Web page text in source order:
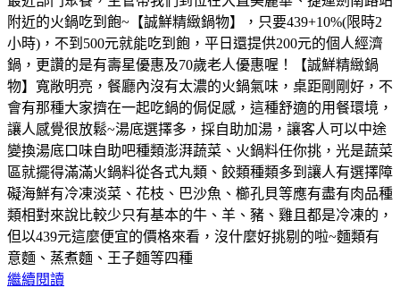
附近的火鍋吃到飽~【誠鮮精緻鍋物】，只要439+10%(限時2
小時)，不到500元就能吃到飽，平日還提供200元的個人經濟
鍋，更讚的是有壽星優惠及70歲老人優惠喔！【誠鮮精緻鍋
物】寬敞明亮，餐廳內沒有太濃的火鍋氣味，桌距剛剛好，不
會有那種大家擠在一起吃鍋的侷促感，這種舒適的用餐環境，
讓人感覺很放鬆~湯底選擇多，採自助加湯，讓客人可以中途
變換湯底口味自助吧種類澎湃蔬菜、火鍋料任你挑，光是蔬菜
區就擺得滿滿火鍋料從各式丸類、餃類種類多到讓人有選擇障
礙海鮮有冷凍淡菜、花枝、巴沙魚、櫛孔貝等應有盡有肉品種
類相對來說比較少只有基本的牛、羊、豬、雞且都是冷凍的，
但以439元這麼便宜的價格來看，沒什麼好挑剔的啦~麵類有
意麵、蒸煮麵、王子麵等四種
繼續閱讀